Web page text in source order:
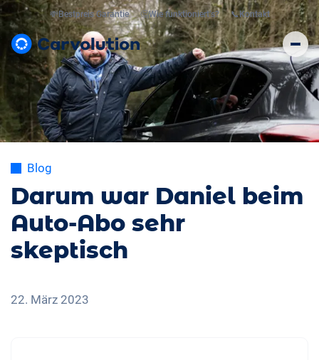
💸Bestpreis Garantie 🤔Wie funktioniert’s? 📞Kontakt
Blog
Darum war Daniel beim
Auto-Abo sehr
skeptisch
22. März 2023